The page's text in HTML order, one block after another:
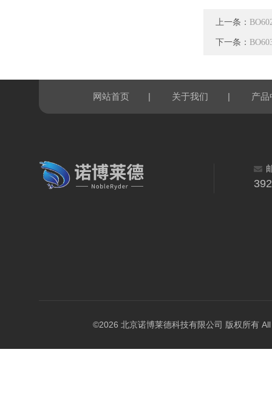
上一条：
下一条：
网站首页 | 关于我们 | 产品
©2026 北京诺博莱德科技有限公司 版权所有